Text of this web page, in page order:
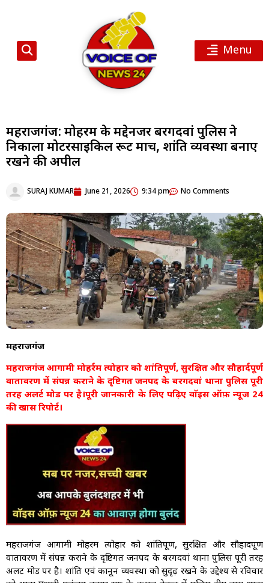
Menu
महराजगंज: मोहर्रम के मद्देनजर बरगदवां पुलिस ने
निकाला मोटरसाइकिल रूट मार्च, शांति व्यवस्था बनाए
रखने की अपील
SURAJ KUMAR June 21, 2026 9:34 pm No Comments
महराजगंज
महराजगंज आगामी मोहर्रम त्योहार को शांतिपूर्ण, सुरक्षित और सौहार्दपूर्ण
वातावरण में संपन्न कराने के दृष्टिगत जनपद के बरगदवां थाना पुलिस पूरी
तरह अलर्ट मोड पर है।पूरी जानकारी के लिए पढ़िए वाॅइस ऑफ़ न्यूज 24
की खास रिपोर्ट।
महराजगंज आगामी मोहर्रम त्योहार को शांतिपूर्ण, सुरक्षित और सौहार्दपूर्ण
वातावरण में संपन्न कराने के दृष्टिगत जनपद के बरगदवां थाना पुलिस पूरी तरह
अलर्ट मोड पर है। शांति एवं कानून व्यवस्था को सुदृढ़ रखने के उद्देश्य से रविवार